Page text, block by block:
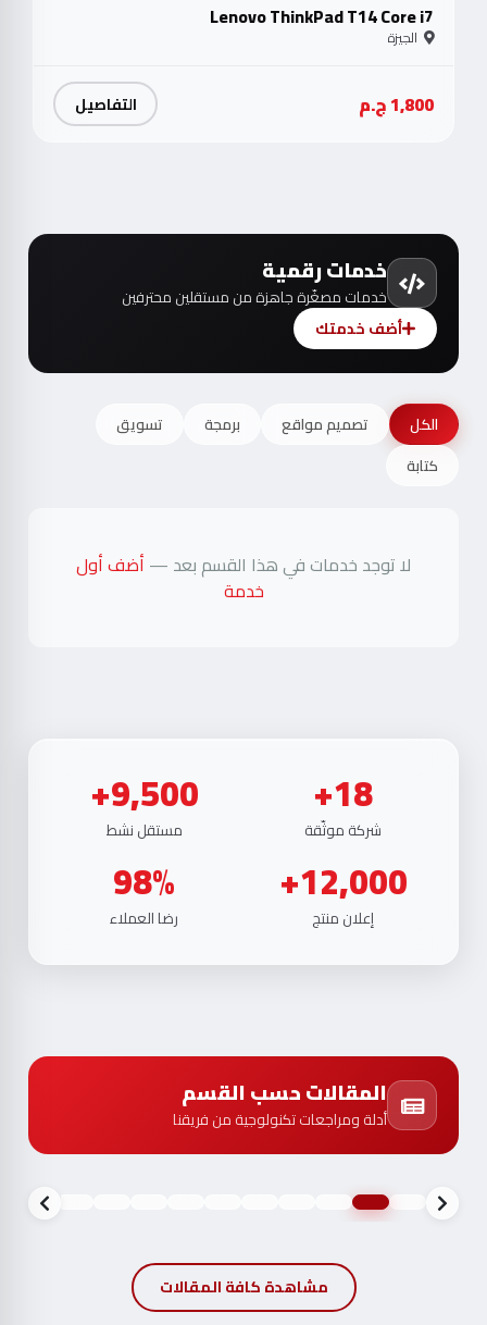
Lenovo ThinkPad T14 Core i7
الجيزة
1,800 ج.م التفاصيل
خدمات رقمية
خدمات مصغّرة جاهزة من مستقلين محترفين
أضف خدمتك
الكل تصميم مواقع برمجة
تسويق
كتابة
لا توجد خدمات في هذا القسم بعد — أضف أول
خدمة
18+
شركة موثّقة
9,500+
مستقل نشط
12,000+
إعلان منتج
98%
رضا العملاء
المقالات حسب القسم
أدلة ومراجعات تكنولوجية من فريقنا
مشاهدة كافة المقالات